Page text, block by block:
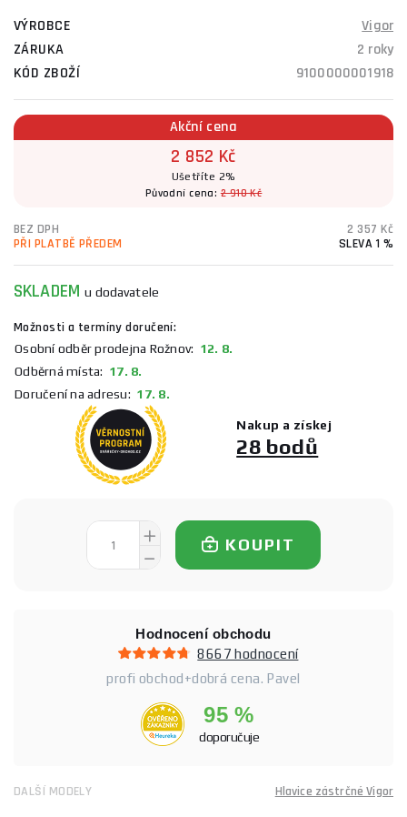
VÝROBCE
Vigor
ZÁRUKA
2 roky
KÓD ZBOŽÍ
9100000001918
Akční cena
2 852 Kč
Ušetříte 2%
Původní cena:2 910 Kč
BEZ DPH
2 357 Kč
PŘI PLATBĚ PŘEDEM
SLEVA 1 %
SKLADEMu dodavatele
Možnosti a termíny doručení:
Osobní odběr prodejna Rožnov: 12. 8.
Odběrná místa: 17. 8.
Doručení na adresu: 17. 8.
Nakup a získej
28 bodů
KOUPIT
Hodnocení obchodu
8667 hodnocení
profi obchod+dobrá cena. Pavel
95 %
doporučuje
DALŠÍ MODELY Hlavice zástrčné Vigor